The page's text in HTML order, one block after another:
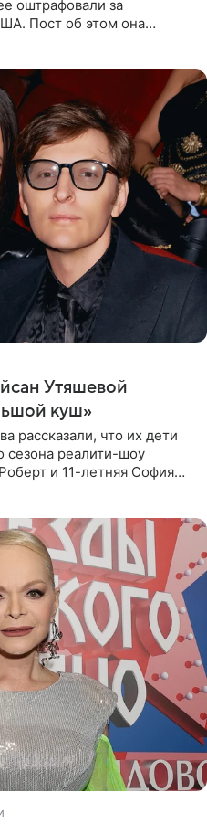
оштрафовали за
Пост об этом она
Утяшевой
куш»
рассказали, что их дети
сезона реалити-шоу
и 11-летняя София